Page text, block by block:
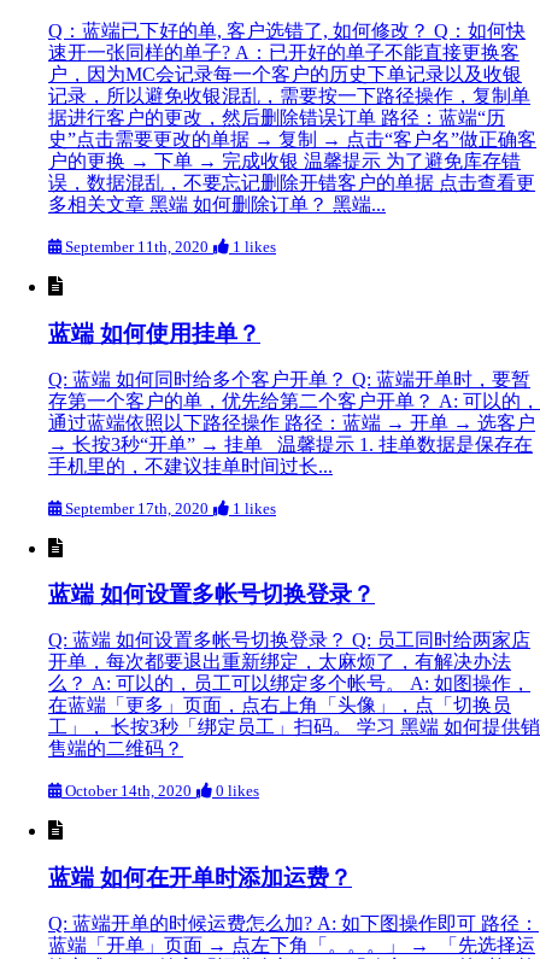
Q：蓝端已下好的单, 客户选错了, 如何修改？ Q：如何快
速开一张同样的单子? A：已开好的单子不能直接更换客
户，因为MC会记录每一个客户的历史下单记录以及收银
记录，所以避免收银混乱，需要按一下路径操作，复制单
据进行客户的更改，然后删除错误订单 路径：蓝端“历
史”点击需要更改的单据 → 复制 → 点击“客户名”做正确客
户的更换 → 下单 → 完成收银 温馨提示 为了避免库存错
误，数据混乱，不要忘记删除开错客户的单据 点击查看更
多相关文章 黑端 如何删除订单？ 黑端...
September 11th, 2020 1 likes
蓝端 如何使用挂单？
Q: 蓝端 如何同时给多个客户开单？ Q: 蓝端开单时，要暂
存第一个客户的单，优先给第二个客户开单？ A: 可以的，
通过蓝端依照以下路径操作 路径：蓝端 → 开单 → 选客户
→ 长按3秒“开单” → 挂单 温馨提示 1. 挂单数据是保存在
手机里的，不建议挂单时间过长...
September 17th, 2020 1 likes
蓝端 如何设置多帐号切换登录？
Q: 蓝端 如何设置多帐号切换登录？ Q: 员工同时给两家店
开单，每次都要退出重新绑定，太麻烦了，有解决办法
么？ A: 可以的，员工可以绑定多个帐号。 A: 如图操作，
在蓝端「更多」页面，点右上角「头像」，点「切换员
工」， 长按3秒「绑定员工」扫码。 学习 黑端 如何提供销
售端的二维码？
October 14th, 2020 0 likes
蓝端 如何在开单时添加运费？
Q: 蓝端开单的时候运费怎么加? A: 如下图操作即可 路径：
蓝端「开单」页面 → 点左下角「。。。」 → 「先选择运